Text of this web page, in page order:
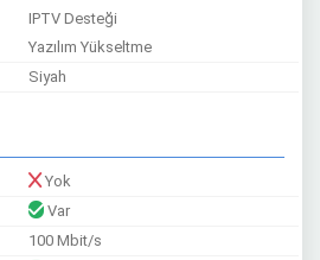
IPTV Desteği
Yazılım Yükseltme
Siyah
Yok
Var
100 Mbit/s